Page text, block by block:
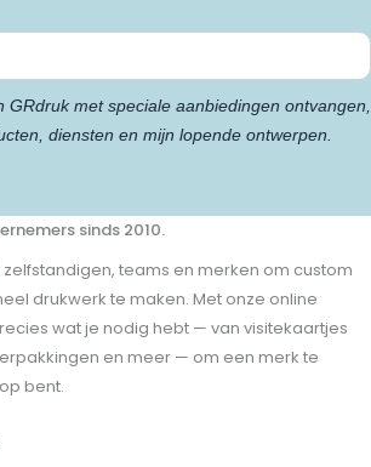
GRdruk met speciale aanbiedingen ontvangen,
diensten en mijn lopende ontwerpen.
sinds 2010.
zelfstandigen, teams en merken om custom
drukwerk te maken. Met onze online
wat je nodig hebt — van visitekaartjes
en meer — om een merk te
bent.